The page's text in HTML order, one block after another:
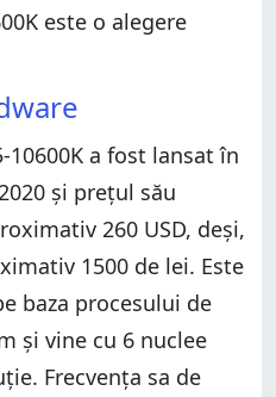
este o alegere
a fost lansat în
și prețul său
260 USD, deși,
1500 de lei. Este
baza procesului de
și vine cu 6 nuclee
Frecvența sa de